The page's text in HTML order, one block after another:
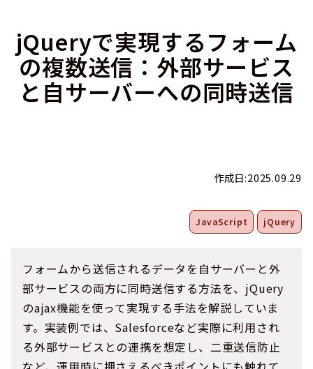
jQueryで実現するフォーム
の複数送信：外部サービス
と自サーバーへの同時送信
作成日:2025.09.29
JavaScript jQuery
フォームから送信されるデータを自サーバーと外
部サービスの両方に同時送信する方法を、jQuery
のajax機能を使って実現する手法を解説していま
す。実装例では、Salesforceなど実際に利用され
る外部サービスとの連携を想定し、二重送信防止